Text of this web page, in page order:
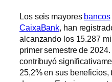
Los seis mayores bancos
CaixaBank, han
alcanzando los 15.287
primer semestre de
contribuyó
25,2% en sus